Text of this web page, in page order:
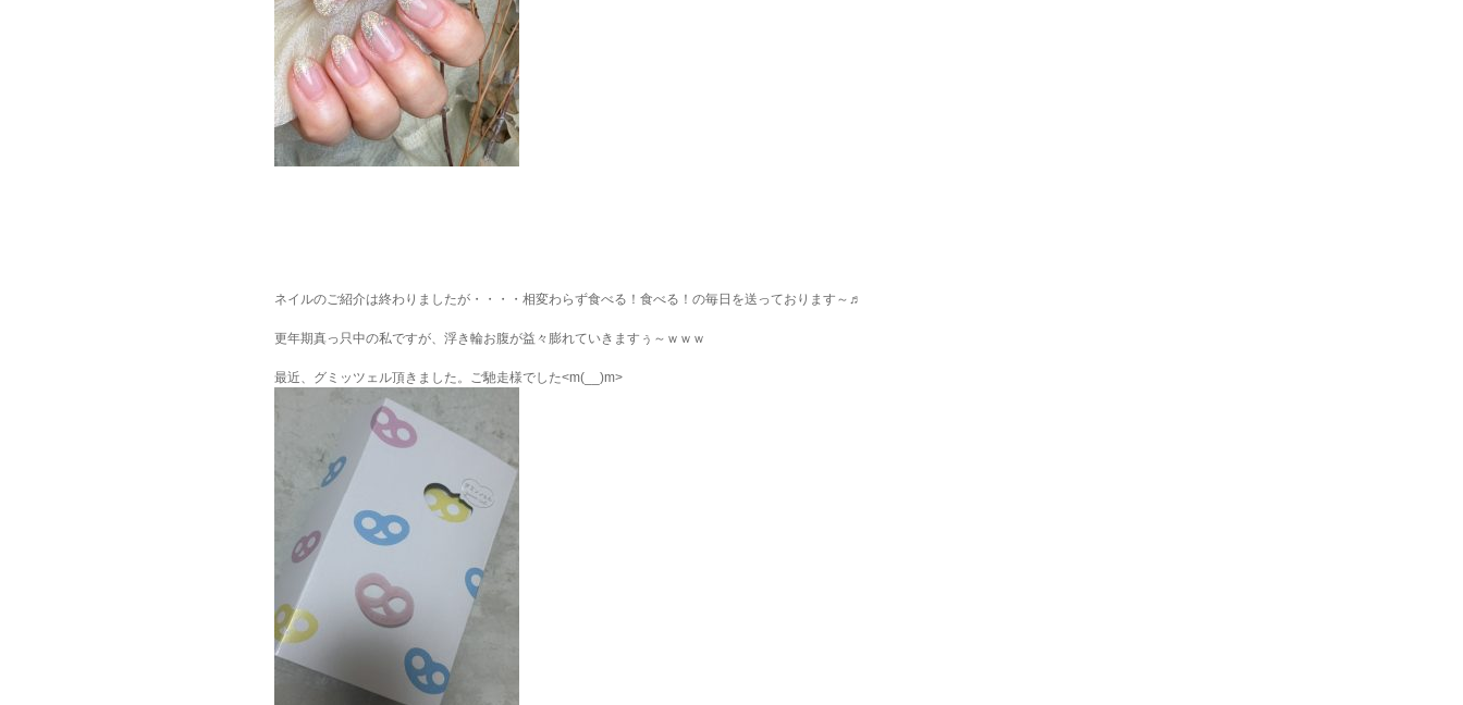
ネイルのご紹介は終わりましたが・・・・相変わらず食べる！食べる！の毎日を送っております～♬
更年期真っ只中の私ですが、浮き輪お腹が益々膨れていきますぅ～ｗｗｗ
最近、グミッツェル頂きました。ご馳走様でした<m(__)m>